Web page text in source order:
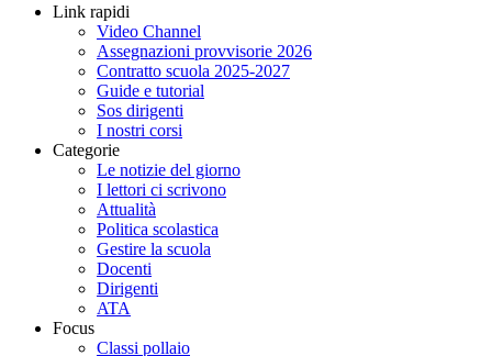
Link rapidi
Video Channel
Assegnazioni provvisorie 2026
Contratto scuola 2025-2027
Guide e tutorial
Sos dirigenti
I nostri corsi
Categorie
Le notizie del giorno
I lettori ci scrivono
Attualità
Politica scolastica
Gestire la scuola
Docenti
Dirigenti
ATA
Focus
Classi pollaio